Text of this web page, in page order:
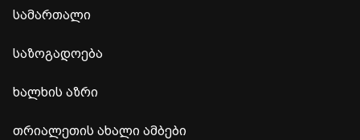
სამართალი
საზოგადოება
ხალხის აზრი
თრიალეთის ახალი ამბები